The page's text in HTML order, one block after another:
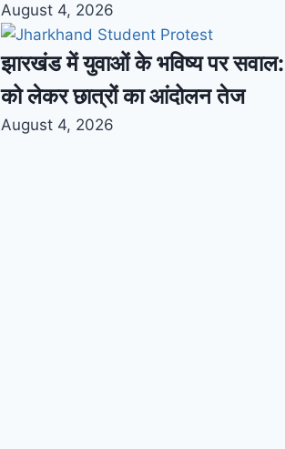
August 4, 2026
झारखंड में युवाओं के भविष्य पर सवाल:
को लेकर छात्रों का आंदोलन तेज
August 4, 2026